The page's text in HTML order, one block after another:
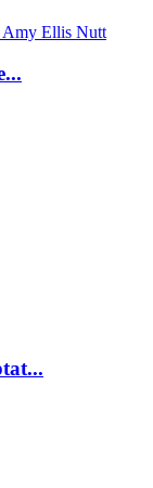
Amy Ellis Nutt